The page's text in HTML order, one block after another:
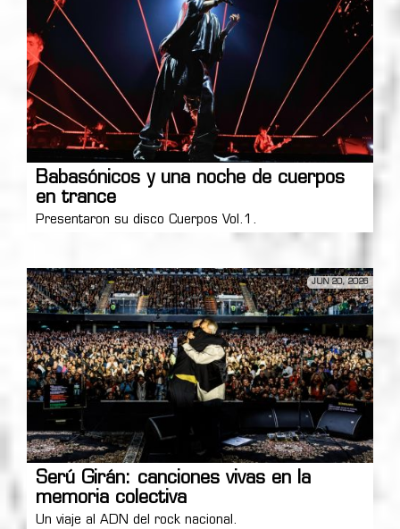
Babasónicos y una noche de cuerpos
en trance
Presentaron su disco Cuerpos Vol.1.
JUN 20, 2026
Serú Girán: canciones vivas en la
memoria colectiva
Un viaje al ADN del rock nacional.